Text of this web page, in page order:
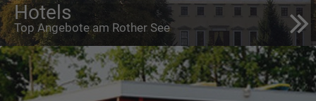
Hotels
Top Angebote am Rother See